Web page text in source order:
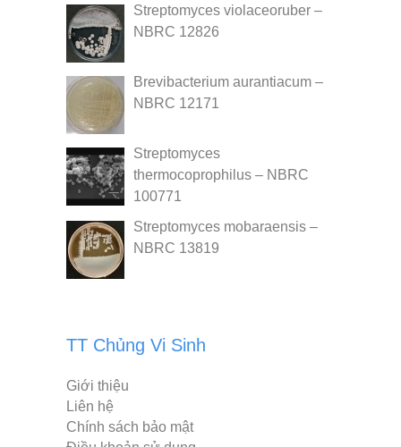
Streptomyces violaceoruber –
NBRC 12826
Brevibacterium aurantiacum –
NBRC 12171
Streptomyces
thermocoprophilus – NBRC
100771
Streptomyces mobaraensis –
NBRC 13819
TT Chủng Vi Sinh
Giới thiệu
Liên hệ
Chính sách bảo mật